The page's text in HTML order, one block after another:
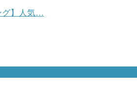
グ】人気…